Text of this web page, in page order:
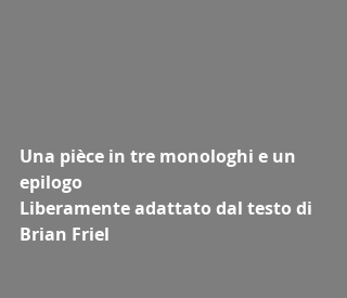
Una pièce in tre monologhi e un
epilogo
Liberamente adattato dal testo di
Brian Friel